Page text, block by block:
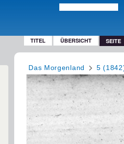
TITEL ÜBERSICHT SEITE
Das Morgenland 5